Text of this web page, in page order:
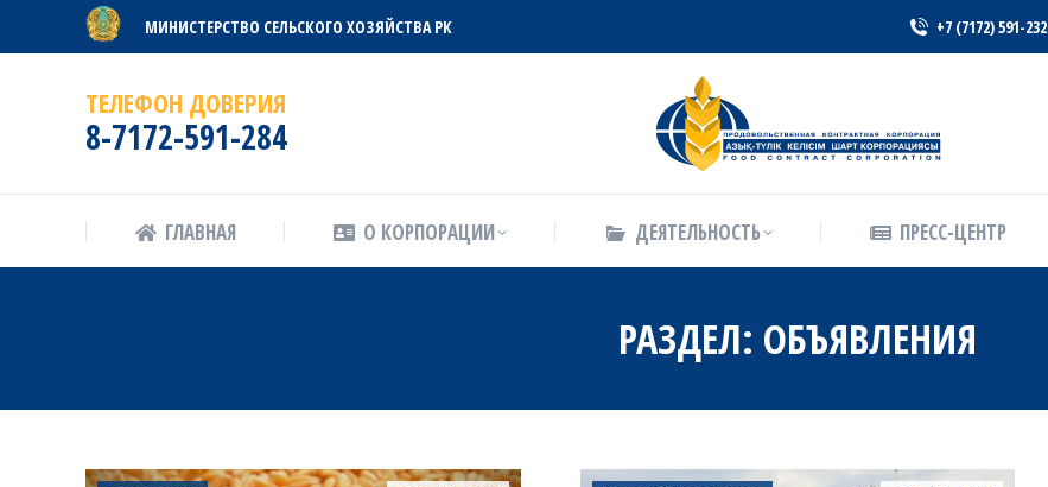
МИНИСТЕРСТВО СЕЛЬСКОГО ХОЗЯЙСТВА РК +7 (7172) 591-232
ТЕЛЕФОН ДОВЕРИЯ
8-7172-591-284
ГЛАВНАЯ О КОРПОРАЦИИ ДЕЯТЕЛЬНОСТЬ ПРЕСС-ЦЕНТР
РАЗДЕЛ: ОБЪЯВЛЕНИЯ
ГЛАВНАЯ О КОРПОРАЦИИ ПРЕСС-ЦЕНТР